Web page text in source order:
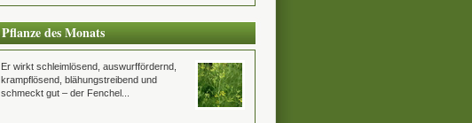
Pflanze des Monats
Er wirkt schleimlösend, auswurffördernd,
krampflösend, blähungstreibend und
schmeckt gut – der Fenchel...